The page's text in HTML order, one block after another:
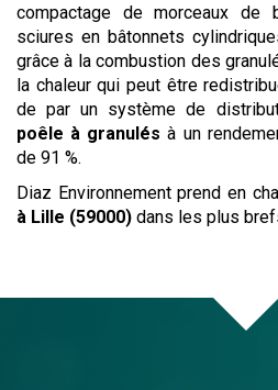
compactage de morceaux
sciures en bâtonnets
grâce à la combustion des
la chaleur qui peut être
de par un système de
poêle à granulés à un
de 91 %.
Diaz Environnement prend en
à Lille (59000) dans les plus